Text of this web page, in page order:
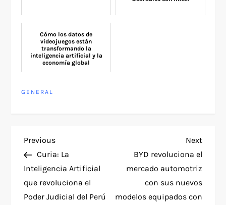
Cómo los datos de
videojuegos están
transformando la
inteligencia artificial y la
economía global
GENERAL
P
o
s
Previous
Post
Previous
Curia: La
Inteligencia Artificial
que revoluciona el
Poder Judicial del Perú
Next
Post
Next
BYD revoluciona el
mercado automotriz
con sus nuevos
modelos equipados con